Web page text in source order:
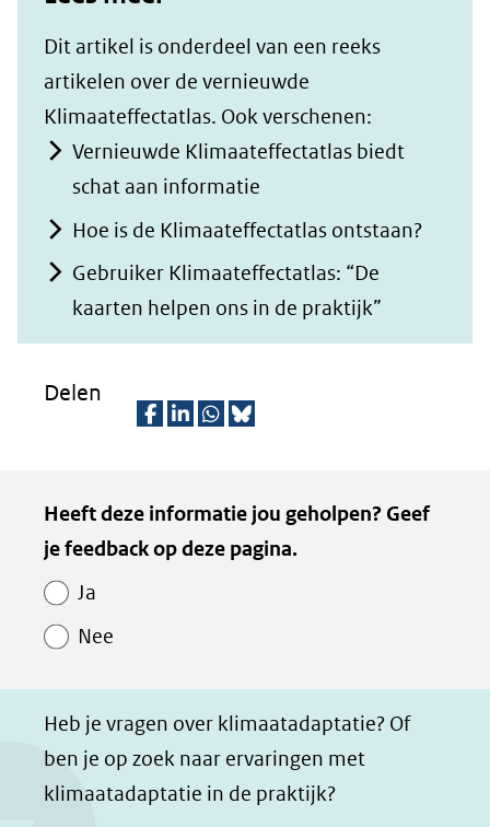
Dit artikel is onderdeel van een reeks
artikelen over de vernieuwde
Klimaateffectatlas. Ook verschenen:
Vernieuwde Klimaateffectatlas biedt
schat aan informatie
Hoe is de Klimaateffectatlas ontstaan?
Gebruiker Klimaateffectatlas: “De
kaarten helpen ons in de praktijk”
Delen
l
e
a
b
l
e
i
l
e
h
t
z
e
n
d
Kopie
van
Paginawaardering
Heeft deze informatie jou geholpen? Geef
je feedback op deze pagina.
Ja
Nee
Heb je vragen over klimaatadaptatie? Of
ben je op zoek naar ervaringen met
klimaatadaptatie in de praktijk?